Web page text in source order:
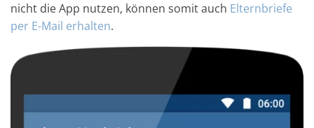
nicht die App nutzen, können somit auch Elternbriefe
per E-Mail erhalten.